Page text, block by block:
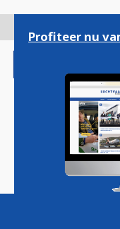
gaan
Magazine
Profiteer nu